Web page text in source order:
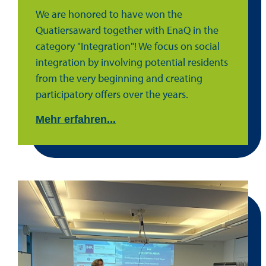
We are honored to have won the
Quatiersaward together with EnaQ in the
category "Integration"! We focus on social
integration by involving potential residents
from the very beginning and creating
participatory offers over the years.
Mehr erfahren...